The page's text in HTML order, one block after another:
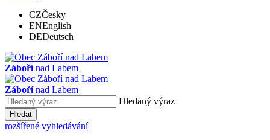
CZČesky
ENEnglish
DEDeutsch
Zábořínad Labem
Zábořínad Labem
Hledaný výraz
Hledat
rozšířené vyhledávání